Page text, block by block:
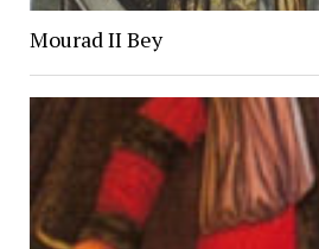
Mourad II Bey